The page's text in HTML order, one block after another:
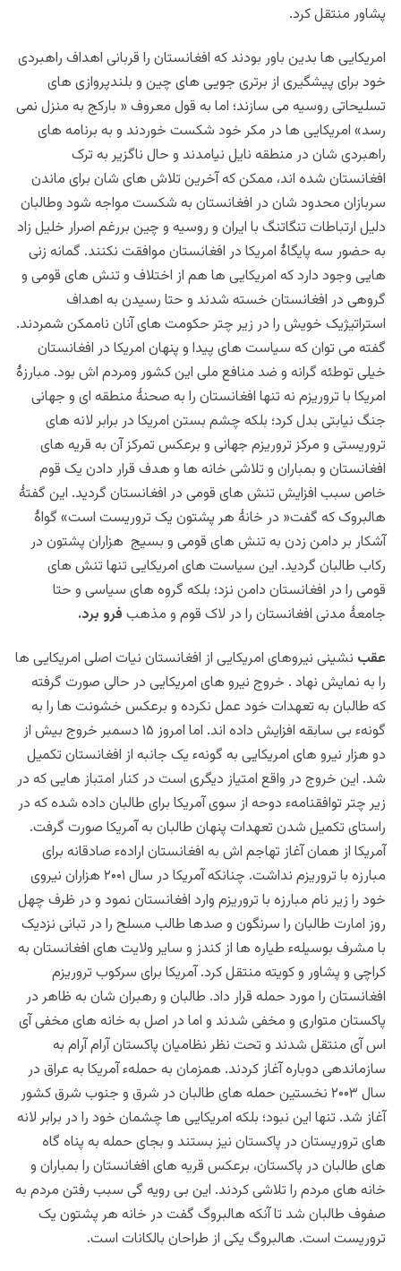
پشاور منتقل کرد.
امریکایی ها بدین باور بودند که افغانستان را قربانی اهداف راهبردی
خود برای پیشگیری از برتری جویی های چین و بلندپروازی های
تسلیحاتی روسیه می سازند؛ اما به قول معروف « بارکج به منزل نمی
رسد» امریکایی ها در مکر خود شکست خوردند و به برنامه های
راهبردی شان در منطقه نایل نیامدند و حال ناگزیر به ترک
افغانستان شده اند، ممکن که آخرین تلاش های شان برای ماندن
سربازان محدود شان در افغانستان به شکست مواجه شود وطالبان
دلیل ارتباطات تنگاتنگ با ایران و روسیه و چین بررغم اصرار خلیل زاد
به حضور سه پایگاۀ امریکا در افغانستان موافقت نکنند. گمانه زنی
هایی وجود دارد که امریکایی ها هم از اختلاف و تنش های قومی و
گروهی در افغانستان خسته شدند و حتا رسیدن به اهداف
استراتیژیک خویش را در زیر چتر حکومت های آنان ناممکن شمردند.
گفته می توان که سیاست های پیدا و پنهان امریکا در افغانستان
خیلی توطئه گرانه و ضد منافع ملی این کشور ومردم اش بود. مبارزۀ
امریکا با تروریزم نه تنها افغانستان را به صحنۀ منطقه ای و جهانی
جنگ نیابتی بدل کرد؛ بلکه چشم بستن امریکا در برابر لانه های
تروریستی و مرکز تروریزم جهانی و برعکس تمرکز آن به قریه های
افغانستان و بمباران و تلاشی خانه ها و هدف قرار دادن یک قوم
خاص سبب افزایش تنش های قومی در افغانستان گردید. این گفتۀ
هالبروک که گفت« در خانۀ هر پشتون یک تروریست است» گواۀ
آشکار بر دامن زدن به تنش های قومی و بسیج هزاران پشتون در
رکاب طالبان گردید. این سیاست های امریکایی تنها تنش های
قومی را در افغانستان دامن نزد؛ بلکه گروه های سیاسی و حتا
جامعۀ مدنی افغانستان را در لاک قوم و مذهب فرو برد.
عقب نشینی نیروهای امریکایی از افغانستان نیات اصلی امریکایی ها
را به نمایش نهاد . خروج نیرو های امریکایی در حالی صورت گرفته
که طالبان به تعهدات خود عمل نکرده و برعکس خشونت ها را به
گونهء بی سابقه افزایش داده اند. اما امروز ۱۵ دسمبر خروج بیش از
دو هزار نیرو های امریکایی به گونهء یک جانبه از افغانستان تکمیل
شد. این خروج در واقع امتیاز دیگری است در کنار امتباز هایی که در
زیر چتر توافقنامهء دوحه از سوی آمریکا برای طالبان داده شده که در
راستای تکمیل شدن تعهدات پنهان طالبان به آمریکا صورت گرفت.
آمریکا از همان آغاز تهاجم اش به افغانستان ارادهء صادقانه برای
مبارزه با تروریزم ‌نداشت. چنانکه آمریکا در سال ۲۰۰۱ هزاران نیروی
خود را زیر نام مبارزه با تروریزم وارد افغانستان نمود و در ظرف چهل
روز امارت طالبان را سرنگون و صدها طالب مسلح را در تبانی نزدیک
با مشرف بوسیلهء طیاره ها از کندز و سایر ولایت های افغانستان به
کراچی و پشاور و کویته منتقل کرد. آمریکا برای سرکوب تروریزم
افغانستان را مورد حمله قرار داد.‌ طالبان و رهبران شان به ظاهر در
پاکستان متواری و مخفی شدند و اما در اصل به خانه های مخفی آی
اس آی منتقل شدند و تحت نظر نظامیان پاکستان آرام آرام به
سازماندهی دوباره آغاز کردند. همزمان به حملهء آمریکا به عراق در
سال ۲۰۰۳ نخستین حمله های طالبان در شرق و جنوب شرق کشور
آغاز شد‌. تنها این نبود؛ بلکه امریکایی ها چشمان خود را در برابر لانه
های تروریستان در پاکستان نیز بستند و بجای حمله به پناه گاه
های طالبان در پاکستان، برعکس قریه های افغانستان را بمباران و
خانه های مردم را تلاشی کردند. این بی رویه گی سبب رفتن مردم به
صفوف طالبان شد تا آنکه هالبروگ گفت در خانه هر پشتون یک
تروریست است. هالبروگ یکی از طراحان بالکانات است.